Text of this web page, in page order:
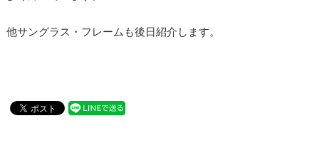
他サングラス・フレームも後日紹介します。